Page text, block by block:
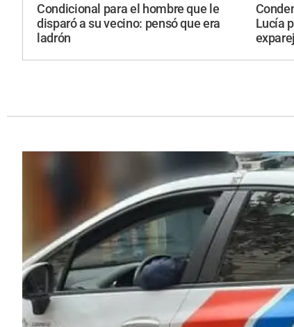
Condicional para el hombre que le
disparó a su vecino: pensó que era
ladrón
Lucía